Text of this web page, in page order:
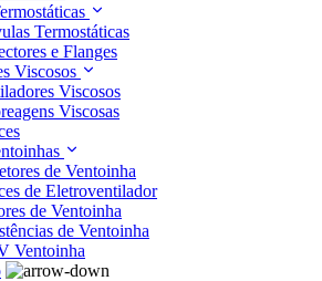
Termostáticas
e Flanges
Viscosos
Viscosos
Viscosas
de Ventoinha
de Eletroventilador
de Ventoinha
de Ventoinha
Ventoinha